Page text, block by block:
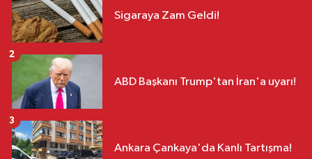
Sigaraya Zam Geldi!
ABD Başkanı Trump'tan İran'a uyarı!
2
Ankara Çankaya'da Kanlı Tartışma!
3